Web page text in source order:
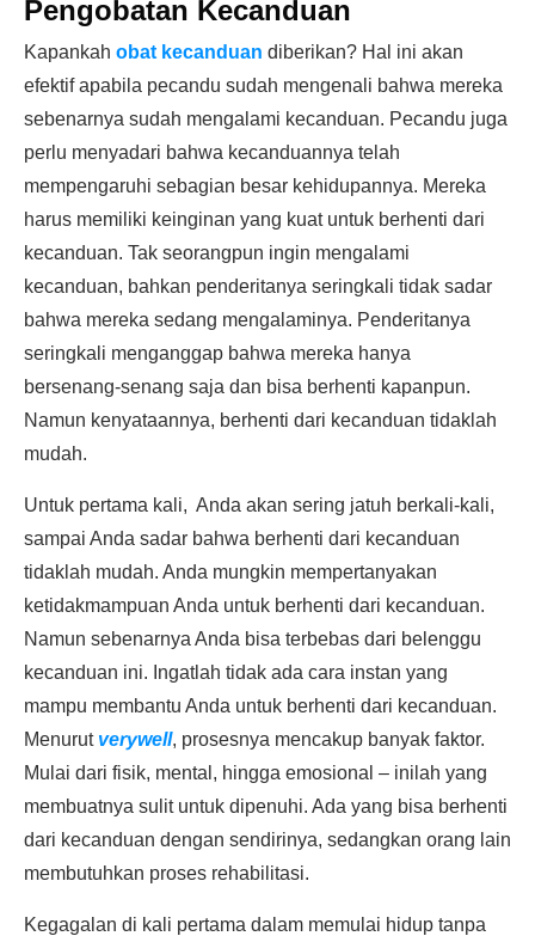
Pengobatan Kecanduan
Kapankah obat kecanduan diberikan? Hal ini akan
efektif apabila pecandu sudah mengenali bahwa mereka
sebenarnya sudah mengalami kecanduan. Pecandu juga
perlu menyadari bahwa kecanduannya telah
mempengaruhi sebagian besar kehidupannya. Mereka
harus memiliki keinginan yang kuat untuk berhenti dari
kecanduan. Tak seorangpun ingin mengalami
kecanduan, bahkan penderitanya seringkali tidak sadar
bahwa mereka sedang mengalaminya. Penderitanya
seringkali menganggap bahwa mereka hanya
bersenang-senang saja dan bisa berhenti kapanpun.
Namun kenyataannya, berhenti dari kecanduan tidaklah
mudah.
Untuk pertama kali, Anda akan sering jatuh berkali-kali,
sampai Anda sadar bahwa berhenti dari kecanduan
tidaklah mudah. Anda mungkin mempertanyakan
ketidakmampuan Anda untuk berhenti dari kecanduan.
Namun sebenarnya Anda bisa terbebas dari belenggu
kecanduan ini. Ingatlah tidak ada cara instan yang
mampu membantu Anda untuk berhenti dari kecanduan.
Menurut verywell, prosesnya mencakup banyak faktor.
Mulai dari fisik, mental, hingga emosional – inilah yang
membuatnya sulit untuk dipenuhi. Ada yang bisa berhenti
dari kecanduan dengan sendirinya, sedangkan orang lain
membutuhkan proses rehabilitasi.
Kegagalan di kali pertama dalam memulai hidup tanpa